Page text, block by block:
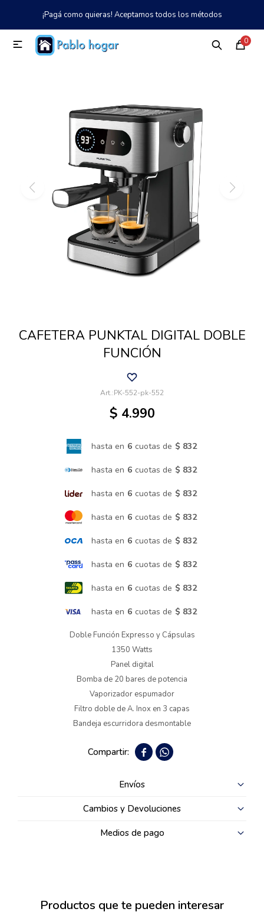
¡Pagá como quieras! Aceptamos todos los métodos
0

CAFETERA PUNKTAL DIGITAL DOBLE
FUNCIÓN
PK-552-pk-552
$ 4.990
hasta en 6 cuotas de $ 832
hasta en 6 cuotas de $ 832
hasta en 6 cuotas de $ 832
hasta en 6 cuotas de $ 832
hasta en 6 cuotas de $ 832
hasta en 6 cuotas de $ 832
hasta en 6 cuotas de $ 832
hasta en 6 cuotas de $ 832
Doble Función Expresso y Cápsulas
1350 Watts
Panel digital
Bomba de 20 bares de potencia
Vaporizador espumador
Filtro doble de A. Inox en 3 capas
Bandeja escurridora desmontable
 
Envíos
Cambios y Devoluciones
Medios de pago
Productos que te pueden interesar
MI CUENTA
Catálogo Tienda 097 997 042
Refrigeración
Tecnología
Electrodomésticos
TV, Audio y Video
Muebles de exterior
Lavado y secado
Bicicletas y más